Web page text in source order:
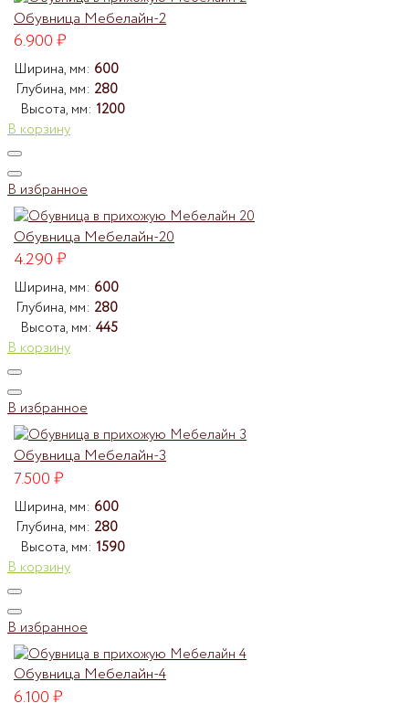
Обувница Мебелайн-2
6.900₽
Ширина, мм: 600
Глубина, мм: 280
Высота, мм: 1200
В корзину
В избранное
Обувница Мебелайн-20
4.290₽
Ширина, мм: 600
Глубина, мм: 280
Высота, мм: 445
В корзину
В избранное
Обувница Мебелайн-3
7.500₽
Ширина, мм: 600
Глубина, мм: 280
Высота, мм: 1590
В корзину
В избранное
Обувница Мебелайн-4
6.100₽